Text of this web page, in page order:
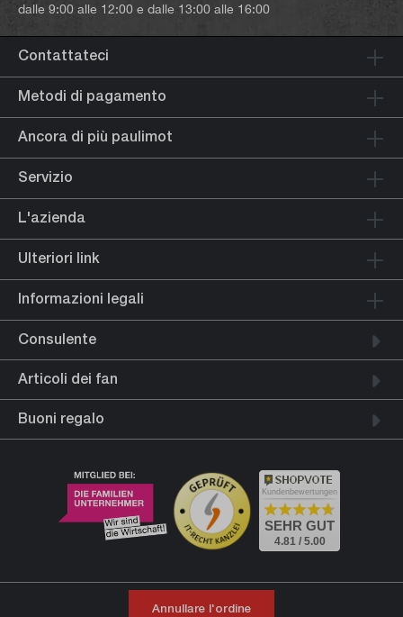
dalle 9:00 alle 12:00 e dalle 13:00 alle 16:00
Contattateci
Metodi di pagamento
Ancora di più paulimot
Servizio
L'azienda
Ulteriori link
Informazioni legali
Consulente
Articoli dei fan
Buoni regalo
Kundenbewertungen
SEHR GUT
4.81 / 5.00
Annullare l'ordine